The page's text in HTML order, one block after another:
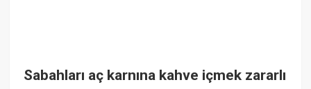
Sabahları aç karnına kahve içmek zararlı